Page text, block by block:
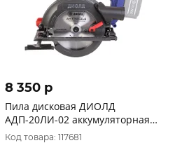
8 350 p
Пила дисковая ДИОЛД
АДП-20ЛИ-02 аккумуляторная
ДИОЛД 10300075
Код товара: 117681